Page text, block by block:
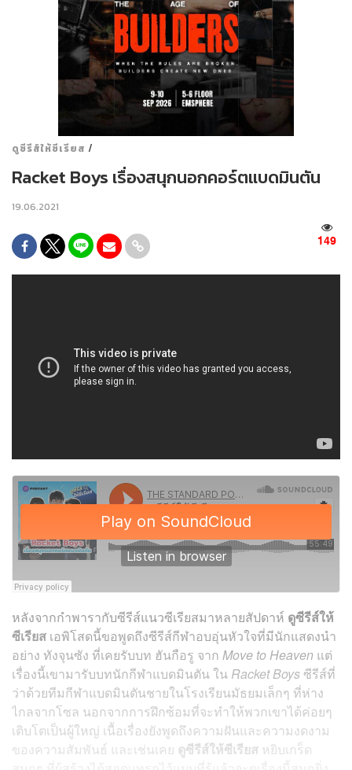
ดูซีรีส์ให้ซีเรียส /
Racket Boys เรื่องสนุกนอกคอร์ตแบดมินตัน
19.06.2021
149
หลังจากกำพารากับซีรีส์แนวซีเรียสมาหลายสัปดาห์ ดูซีรีส์ให้
ซีเรียส เอพิโสดนี้ขอพูดถึงซีรีส์กีฬาอบอุ่นหัวใจที่มีนักแสดงนำ
อย่าง ทังจุนซัง ที่เคยรับบท ฮันกือรู จาก Move to Heaven แต่
เรื่องนี้เขามารับบทนักกีฬาแบดมินตัน ใน Racket Boysซีรีส์ที่
ว่าด้วยทีมกีฬาแบดมินตันชายในโรงเรียนมัธยมเล็กๆ ที่ห่าง
ไกลจากโซล นอกจากการฝึกซ้อมที่จะทำให้พวกเขาได้ค่อยๆ
เติบโตเป็นผู้ใหญ่ เนื้อเรื่องยังพูดถึงความฝันและความงดงาม
ของความสัมพันธ์ และเช่นเคย ดูซีรีส์ให้ซีเรียส หยิบเกร็ด